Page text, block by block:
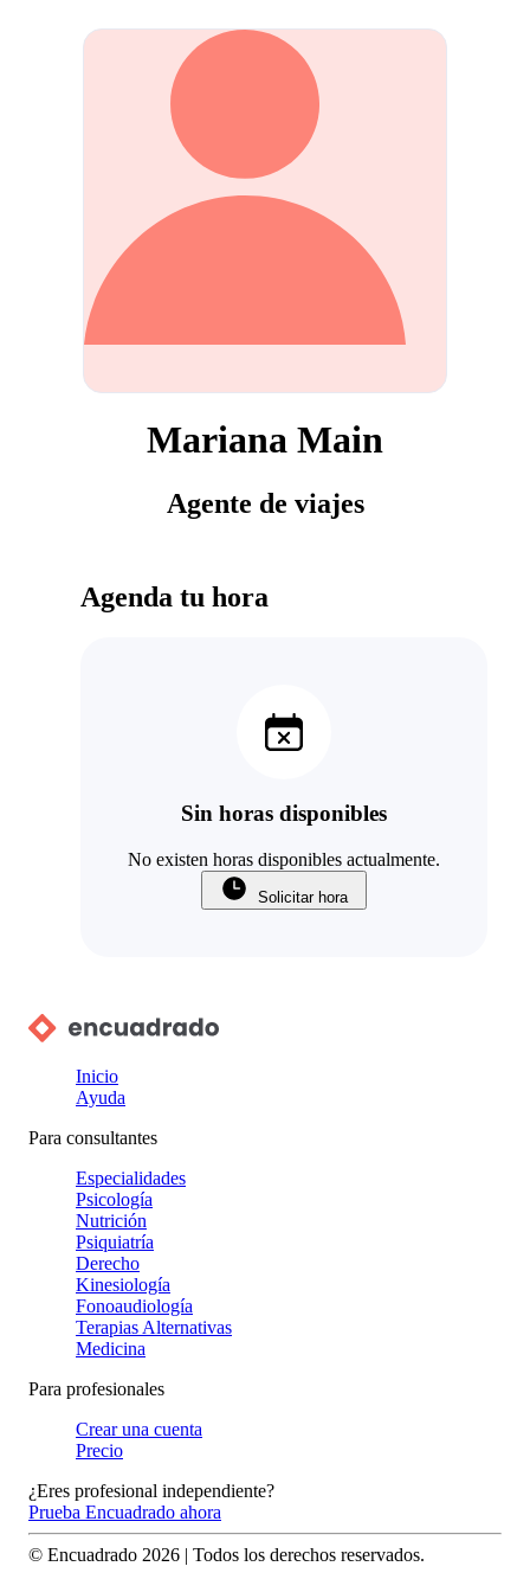
Mariana Main
Agente de viajes
Agenda tu hora
Sin horas disponibles
No existen horas disponibles actualmente.
Solicitar hora
Inicio
Ayuda
Para consultantes
Especialidades
Psicología
Nutrición
Psiquiatría
Derecho
Kinesiología
Fonoaudiología
Terapias Alternativas
Medicina
Para profesionales
Crear una cuenta
Precio
¿Eres profesional independiente?
Prueba Encuadrado ahora
© Encuadrado 2026 | Todos los derechos reservados.